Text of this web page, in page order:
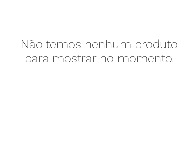
Não temos nenhum produto
para mostrar no momento.